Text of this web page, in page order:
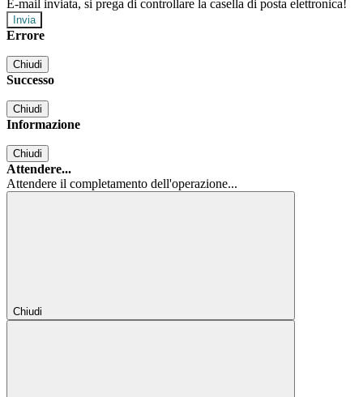
E-mail inviata, si prega di controllare la casella di posta elettronica!
Errore
Chiudi
Successo
Chiudi
Informazione
Chiudi
Attendere...
Attendere il completamento dell'operazione...
Chiudi